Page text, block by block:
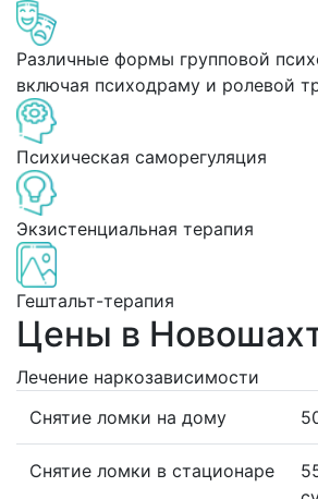
Различные формы групповой
включая психодраму и ролевой
Психическая саморегуляция
Экзистенциальная терапия
Гештальт-терапия
Цены в
Лечение наркозависимости
Снятие ломки на дому
Снятие ломки в стационаре